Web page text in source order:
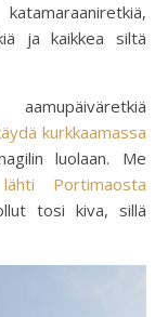
ja kaikkea siltä
kurkkaamassa
luolaan. Me
Portimaosta
tosi kiva, sillä